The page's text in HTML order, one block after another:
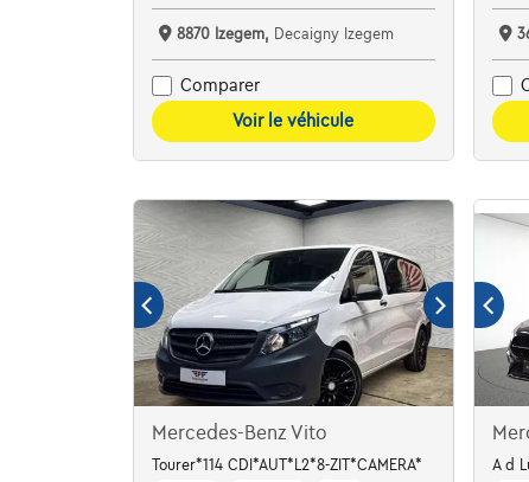
8870 Izegem, Decaigny Izegem
Comparer
Voir le véhicule
Mercedes-Benz Vito
Tourer*114 CDI*AUT*L2*8-ZIT*CAMERA*
A d